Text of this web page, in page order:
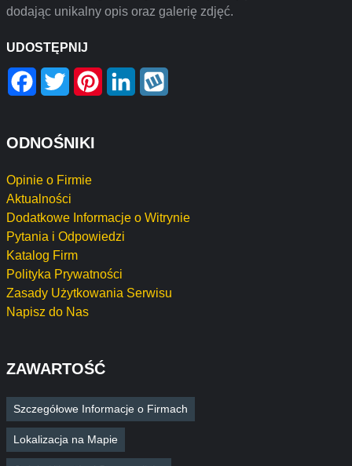
dodając unikalny opis oraz galerię zdjęć.
UDOSTĘPNIJ
Facebook
Twitter PinterestLinkedIn
ODNOŚNIKI
Opinie o Firmie
Aktualności
Dodatkowe Informacje o Witrynie
Pytania i Odpowiedzi
Katalog Firm
Polityka Prywatności
Zasady Użytkowania Serwisu
Napisz do Nas
ZAWARTOŚĆ
Szczegółowe Informacje o Firmach
Lokalizacja na Mapie